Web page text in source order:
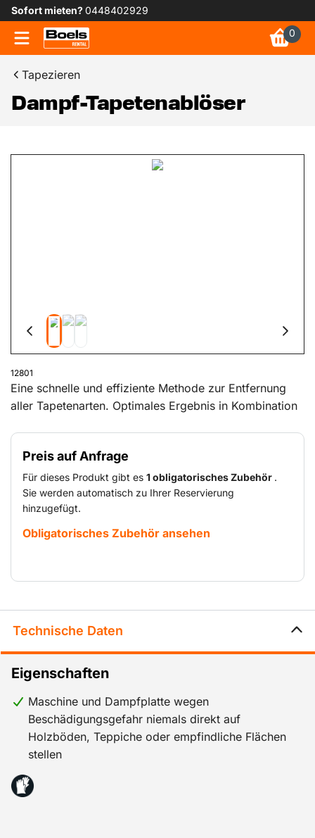
Sofort mieten?0448402929
0
Tapezieren
Dampf-Tapetenablöser
12801
Eine schnelle und effiziente Methode zur Entfernung
aller Tapetenarten. Optimales Ergebnis in Kombination
Preis auf Anfrage
Für dieses Produkt gibt es 1 obligatorisches Zubehör .
Sie werden automatisch zu Ihrer Reservierung
hinzugefügt.
Obligatorisches Zubehör ansehen
Technische Daten
Eigenschaften
Maschine und Dampfplatte wegen
Beschädigungsgefahr niemals direkt auf
Holzböden, Teppiche oder empfindliche Flächen
stellen